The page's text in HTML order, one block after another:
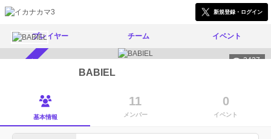
新規登録・ログイン
プレイヤー チーム イベント
2427
BABIEL
基本情報
11
メンバー
0
イベント